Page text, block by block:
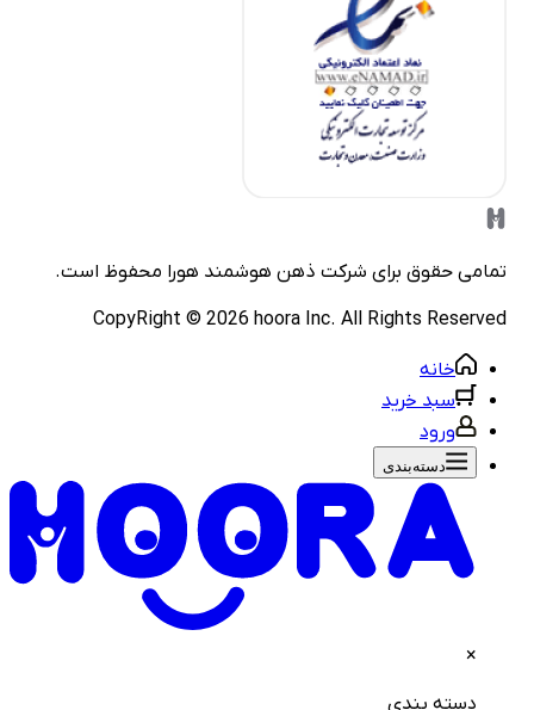
حقوق برای شرکتذهن هوشمند هورامحفوظ است.
CopyRight ©2026hoora Inc. All Rights
خانه
سبد خرید
ورود
دسته‌بندی‌
دسته بندی